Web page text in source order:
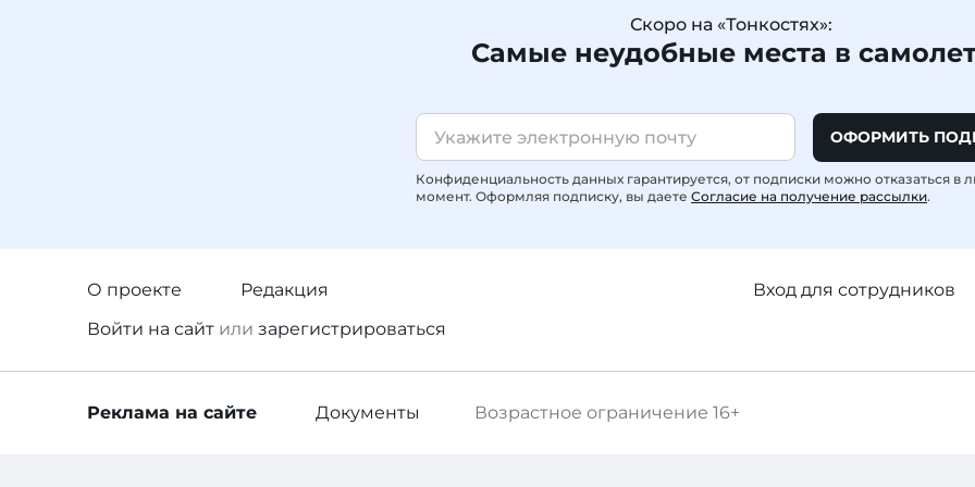
Скоро на «Тонкостях»:
Самые неудобные места в
ОФОРМИТЬ
Конфиденциальность данных гарантируется, от подписки можно отказаться в
момент. Оформляя подписку, вы даете Согласие на получение рассылки.
О проекте
Редакция
Войти на сайт или зарегистрироваться
Вход для сотрудников
Возрастное ограничение 16+
Реклама на сайте Документы